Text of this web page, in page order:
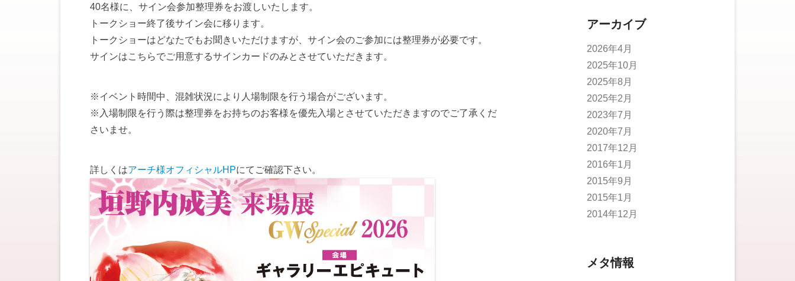
40名様に、サイン会参加整理券をお渡しいたします。
トークショー終了後サイン会に移ります。
トークショーはどなたでもお聞きいただけますが、サイン会のご参加には整理券が必要です。
サインはこちらでご用意するサインカードのみとさせていただきます。
※イベント時間中、混雑状況により人場制限を行う場合がございます。
※入場制限を行う際は整理券をお持ちのお客様を優先入場とさせていただきますのでご了承くだ
さいませ。
詳しくはアーチ様オフィシャルHPにてご確認下さい。
アーカイブ
2026年4月
2025年10月
2025年8月
2025年2月
2023年7月
2020年7月
2017年12月
2016年1月
2015年9月
2015年1月
2014年12月
メタ情報